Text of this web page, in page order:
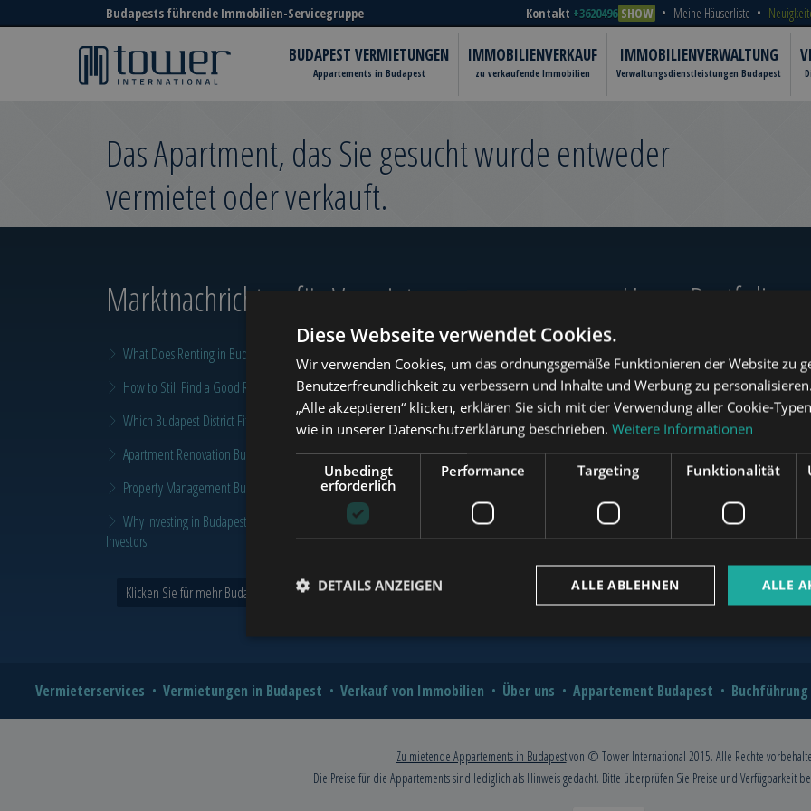
Budapests führende Immobilien-Servicegruppe Kontakt +3620496 SHOW Meine Häuserliste
BUDAPEST VERMIETUNGEN
Appartements in Budapest
IMMOBILIENVERKAUF
zu verkaufende Immobilien
IMMOBILIENVERWALTUNG
Verwaltungsdienstleistungen Budapest
Das Apartment, das Sie gesucht wurde entweder
vermietet oder verkauft.
Marktnachrichten für Vermieter‎
What Does Renting in Budapest Really Cost?
How to Still Find a Good Rental in Budapest at the End of August
Which Budapest District Fits Which Property Investor in 2026?
Apartment Renovation Budapest: How to Plan a Smarter Renovation for Value and Comfort
Property Management Budapest: When Does It Make Sense to Hire a Professional?
Why Investing in Budapest Real Estate is a Smart Move in 2026: A Comprehensive Guide for
Investors
Klicken Sie für mehr Budapest und Tower Nachrichten >
Unser Portfolio
www.tower-investments.com
www.mybudapesthome.com
Vermieterservices Vermietungen in Budapest Verkauf von Immobilien Über uns Appartement Budapest
Zu mietende Appartements in Budapestvon © Tower International 2015. Alle Rechte
Die Preise für die Appartements sind lediglich als Hinweis gedacht. Bitte überprüfen Sie Preise und Verfügbarkeit
Diese Webseite verwendet Cookies.
Wir verwenden Cookies, um das ordnungsgemäße Funktionieren der Website zu
Benutzerfreundlichkeit zu verbessern und Inhalte und Werbung zu
„Alle akzeptieren“ klicken, erklären Sie sich mit der Verwendung aller Cookie-
wie in unserer Datenschutzerklärung beschrieben. Weitere Informationen
Unbedingt
erforderlich
Performance Targeting Funktionalität
ALLE
ALLE ABLEHNEN
DETAILS ANZEIGEN